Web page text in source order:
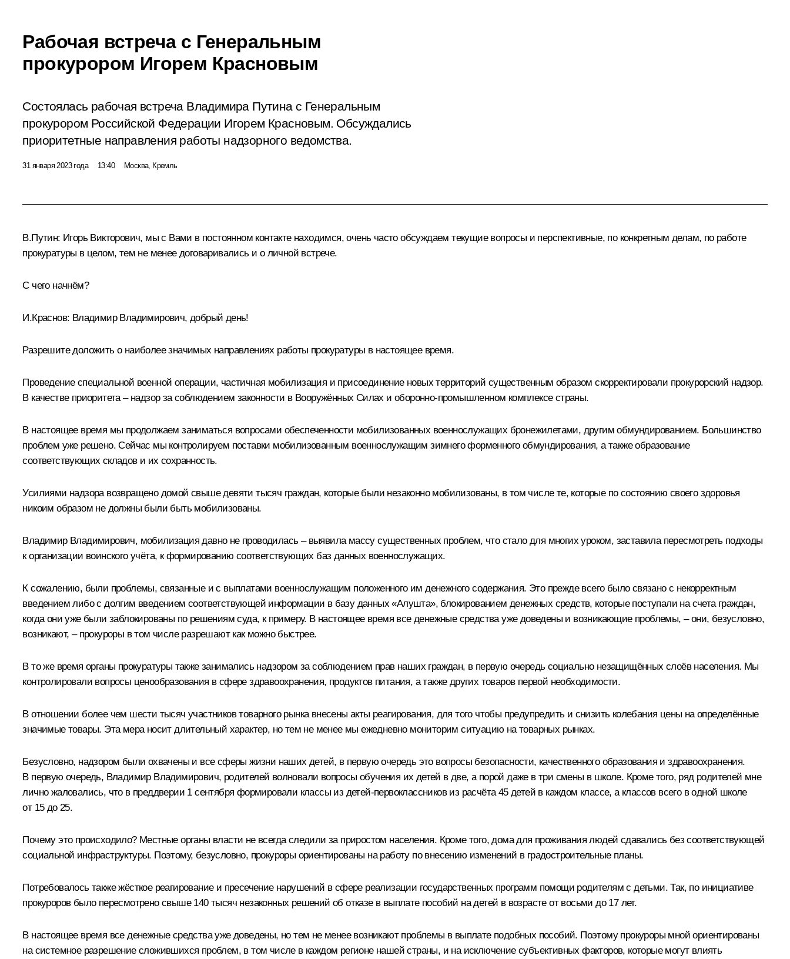
Рабочая встреча с Генеральным
прокурором Игорем Красновым
Состоялась рабочая встреча Владимира Путина с Генеральным
прокурором Российской Федерации Игорем Красновым. Обсуждались
приоритетные направления работы надзорного ведомства.
31 января 2023 года 13:40 Москва, Кремль
В.Путин: Игорь Викторович, мы с Вами в постоянном контакте находимся, очень часто обсуждаем текущие вопросы и перспективные, по конкретным делам, по работе
прокуратуры в целом, тем не менее договаривались и о личной встрече.
С чего начнём?
И.Краснов: Владимир Владимирович, добрый день!
Разрешите доложить о наиболее значимых направлениях работы прокуратуры в настоящее время.
Проведение специальной военной операции, частичная мобилизация и присоединение новых территорий существенным образом скорректировали прокурорский надзор.
В качестве приоритета – надзор за соблюдением законности в Вооружённых Силах и оборонно-промышленном комплексе страны.
В настоящее время мы продолжаем заниматься вопросами обеспеченности мобилизованных военнослужащих бронежилетами, другим обмундированием. Большинство
проблем уже решено. Сейчас мы контролируем поставки мобилизованным военнослужащим зимнего форменного обмундирования, а также образование
соответствующих складов и их сохранность.
Усилиями надзора возвращено домой свыше девяти тысяч граждан, которые были незаконно мобилизованы, в том числе те, которые по состоянию своего здоровья
никоим образом не должны были быть мобилизованы.
Владимир Владимирович, мобилизация давно не проводилась – выявила массу существенных проблем, что стало для многих уроком, заставила пересмотреть подходы
к организации воинского учёта, к формированию соответствующих баз данных военнослужащих.
К сожалению, были проблемы, связанные и с выплатами военнослужащим положенного им денежного содержания. Это прежде всего было связано с некорректным
введением либо с долгим введением соответствующей информации в базу данных «Алушта», блокированием денежных средств, которые поступали на счета граждан,
когда они уже были заблокированы по решениям суда, к примеру. В настоящее время все денежные средства уже доведены и возникающие проблемы, – они, безусловно,
возникают, – прокуроры в том числе разрешают как можно быстрее.
В то же время органы прокуратуры также занимались надзором за соблюдением прав наших граждан, в первую очередь социально незащищённых слоёв населения. Мы
контролировали вопросы ценообразования в сфере здравоохранения, продуктов питания, а также других товаров первой необходимости.
В отношении более чем шести тысяч участников товарного рынка внесены акты реагирования, для того чтобы предупредить и снизить колебания цены на определённые
значимые товары. Эта мера носит длительный характер, но тем не менее мы ежедневно мониторим ситуацию на товарных рынках.
Безусловно, надзором были охвачены и все сферы жизни наших детей, в первую очередь это вопросы безопасности, качественного образования и здравоохранения.
В первую очередь, Владимир Владимирович, родителей волновали вопросы обучения их детей в две, а порой даже в три смены в школе. Кроме того, ряд родителей мне
лично жаловались, что в преддверии 1 сентября формировали классы из детей-первоклассников из расчёта 45 детей в каждом классе, а классов всего в одной школе
от 15 до 25.
Почему это происходило? Местные органы власти не всегда следили за приростом населения. Кроме того, дома для проживания людей сдавались без соответствующей
социальной инфраструктуры. Поэтому, безусловно, прокуроры ориентированы на работу по внесению изменений в градостроительные планы.
Потребовалось также жёсткое реагирование и пресечение нарушений в сфере реализации государственных программ помощи родителям с детьми. Так, по инициативе
прокуроров было пересмотрено свыше 140 тысяч незаконных решений об отказе в выплате пособий на детей в возрасте от восьми до 17 лет.
В настоящее время все денежные средства уже доведены, но тем не менее возникают проблемы в выплате подобных пособий. Поэтому прокуроры мной ориентированы
на системное разрешение сложившихся проблем, в том числе в каждом регионе нашей страны, и на исключение субъективных факторов, которые могут влиять